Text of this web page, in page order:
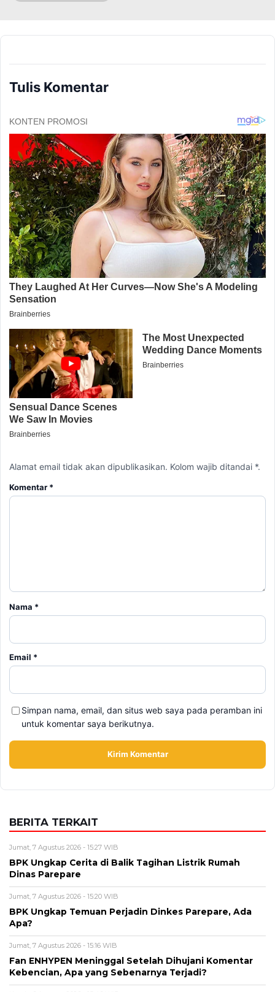
Tulis Komentar
Alamat email tidak akan dipublikasikan. Kolom wajib ditandai *.
Komentar *
Nama *
Email *
Simpan nama, email, dan situs web saya pada peramban ini
untuk komentar saya berikutnya.
BERITA TERKAIT
Jumat, 7 Agustus 2026 - 15:27 WIB
BPK Ungkap Cerita di Balik Tagihan Listrik Rumah
Dinas Parepare
Jumat, 7 Agustus 2026 - 15:20 WIB
BPK Ungkap Temuan Perjadin Dinkes Parepare, Ada
Apa?
Jumat, 7 Agustus 2026 - 15:16 WIB
Fan ENHYPEN Meninggal Setelah Dihujani Komentar
Kebencian, Apa yang Sebenarnya Terjadi?